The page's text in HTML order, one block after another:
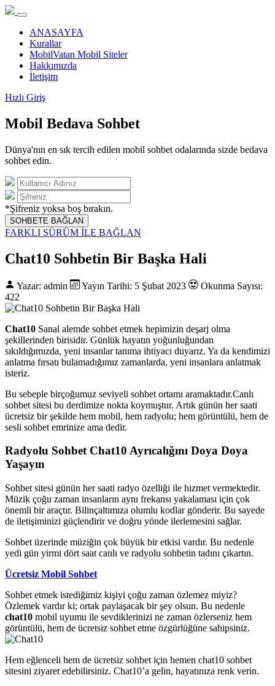
ANASAYFA
Kurallar
MobilVatan Mobil Siteler
Hakkımızda
İletişim
Hızlı Giriş
Mobil Bedava Sohbet
Dünya'nın en sık tercih edilen mobil sohbet odalarında sizde bedava
sohbet edin.
*Şifreniz yoksa boş bırakın.
SOHBETE BAĞLAN
FARKLI SÜRÜM İLE BAĞLAN
Chat10 Sohbetin Bir Başka Hali
Yazar: admin Yayın Tarihi: 5 Şubat 2023
Okunma Sayısı:
422
Chat10 Sanal alemde sohbet etmek hepimizin deşarj olma
şekillerinden birisidir. Günlük hayatın yoğunluğundan
sıkıldığımızda, yeni insanlar tanıma ihtiyacı duyarız. Ya da kendimizi
anlatma fırsatı bulamadığımız zamanlarda, yeni insanlara anlatmak
isteriz.
Bu sebeple birçoğumuz seviyeli sohbet ortamı aramaktadır.Canlı
sohbet sitesi bu derdimize nokta koymuştur. Artık günün her saati
ücretsiz bir şekilde hem mobil, hem radyolu; hem görüntülü, hem de
sesli sohbet emrinize ama dedir.
Radyolu Sohbet Chat10 Ayrıcalığını Doya Doya
Yaşayın
Sohbet sitesi günün her saati radyo özelliği ile hizmet vermektedir.
Müzik çoğu zaman insanların aynı frekansı yakalaması için çok
önemli bir araçtır. Bilinçaltımıza olumlu kodlar gönderir. Bu sayede
de iletişiminizi güçlendirir ve doğru yönde ilerlemesini sağlar.
Sohbet üzerinde müziğin çok büyük bir etkisi vardır. Bu nedenle
yedi gün yirmi dört saat canlı ve radyolu sohbetin tadını çıkartın.
Ücretsiz Mobil Sohbet
Sohbet etmek istediğimiz kişiyi çoğu zaman özlemez miyiz?
Özlemek vardır ki; ortak paylaşacak bir şey olsun. Bu nedenle
chat10 mobil uyumu ile sevdiklerinizi ne zaman özlerseniz hem
görüntülü, hem de ücretsiz sohbet etme özgürlüğüne sahipsiniz.
Hem eğlenceli hem de ücretsiz sohbet için hemen chat10 sohbet
sitesini ziyaret edebilirsiniz. Chat10’a gelin, hayatınıza renk verin.